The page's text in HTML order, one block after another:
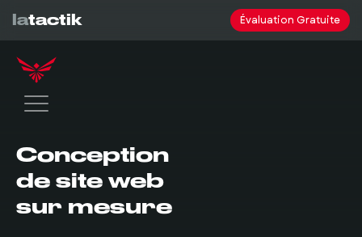
latactik Évaluation Gratuite
Conception
de site web
sur mesure